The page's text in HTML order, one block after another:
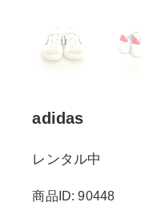
adidas
レンタル中
商品ID: 90448